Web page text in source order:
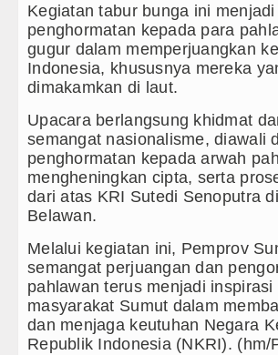
Jalan Penggerak Ekonomi
Waas: Jangan Hanya Aktif Saat
Surati SMPN 1 Batang
Bukan Karena
Kegiatan tabur bunga ini menjadi
penghormatan kepada para
gugur dalam memperjuangkan
Indonesia, khususnya mereka
dimakamkan di laut.
Upacara berlangsung khidmat
semangat nasionalisme, diawali
penghormatan kepada arwah
mengheningkan cipta, serta
dari atas KRI Sutedi Senoputra
Belawan.
Melalui kegiatan ini, Pemprov
semangat perjuangan dan
pahlawan terus menjadi inspirasi
masyarakat Sumut dalam
dan menjaga keutuhan Negara
Republik Indonesia (NKRI). (hm/